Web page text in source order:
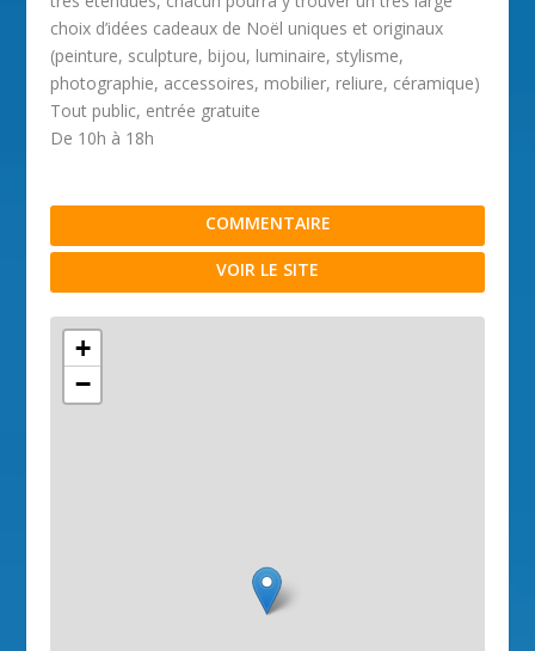
choix d’idées cadeaux de Noël uniques et originaux
(peinture, sculpture, bijou, luminaire, stylisme,
photographie, accessoires, mobilier, reliure, céramique)
Tout public, entrée gratuite
De 10h à 18h
COMMENTAIRE
VOIR LE SITE
+
−